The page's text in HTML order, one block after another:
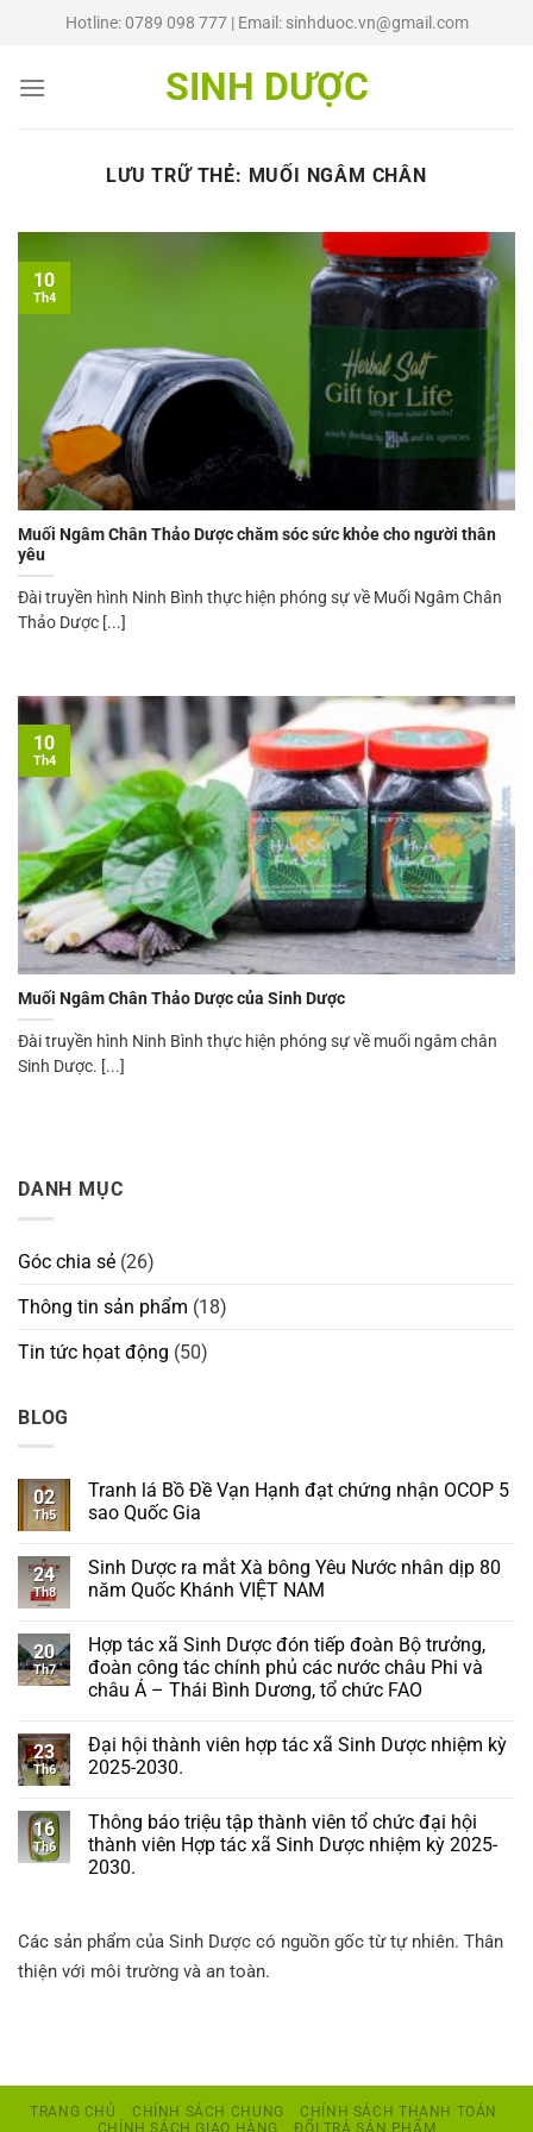
dung
Hotline: 0789 098 777 | Email: sinhduoc.vn@gmail.com
SINH DƯỢC
LƯU TRỮ THẺ: MUỐI NGÂM CHÂN
DANH MỤC
Góc chia sẻ (26)
Thông tin sản phẩm (18)
Tin tức họat động (50)
BLOG
02
Th5
Tranh lá Bồ Đề Vạn Hạnh đạt chứng nhận OCOP 5
sao Quốc Gia
24
Th8
Sinh Dược ra mắt Xà bông Yêu Nước nhân dịp 80
năm Quốc Khánh VIỆT NAM
20
Th7
Hợp tác xã Sinh Dược đón tiếp đoàn Bộ trưởng,
đoàn công tác chính phủ các nước châu Phi và
châu Á – Thái Bình Dương, tổ chức FAO
23
Th6
Đại hội thành viên hợp tác xã Sinh Dược nhiệm kỳ
2025-2030.
16
Th6
Thông báo triệu tập thành viên tổ chức đại hội
thành viên Hợp tác xã Sinh Dược nhiệm kỳ 2025-
2030.
Các sản phẩm của Sinh Dược có nguồn gốc từ tự nhiên. Thân
thiện với môi trường và an toàn.
Muối Ngâm Chân Thảo Dược chăm sóc sức khỏe cho người thân
yêu
Đài truyền hình Ninh Bình thực hiện phóng sự về Muối Ngâm Chân
Thảo Dược [...]
10
Th4
Muối Ngâm Chân Thảo Dược của Sinh Dược
Đài truyền hình Ninh Bình thực hiện phóng sự về muối ngâm chân
Sinh Dược. [...]
10
Th4
TRANG CHỦ CHÍNH SÁCH CHUNG
CHÍNH SÁCH THANH TOÁN